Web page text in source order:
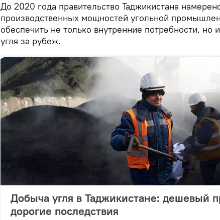
До 2020 года правительство Таджикистана
производственных мощностей угольной
обеспечить не только внутренние потребности, но
угля за рубеж.
Добыча угля в Таджикистане: дешевый
дорогие последствия